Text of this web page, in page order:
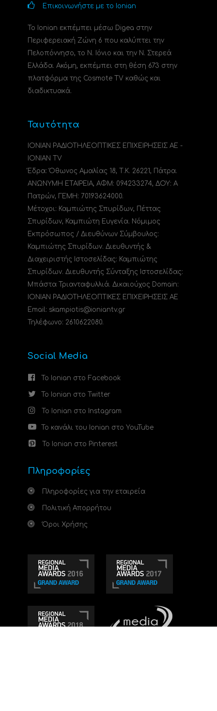
Επικοινωνήστε με το Ionian
Το Ionian εκπέμπει μέσω Digea στην
Περιφερειακή Ζώνη 6 που καλύπτει την
Πελοπόννησο, το N. Ιόνιο και την Ν. Στερεά
Ελλάδα. Ακόμη, εκπέμπει στη θέση 673 στην
πλατφόρμα της Cosmote TV καθώς και
διαδικτυακά.
Ταυτότητα
ΙΟΝΙΑΝ ΡΑΔΙΟΤΗΛΕΟΠΤΙΚΕΣ ΕΠΙΧΕΙΡΗΣΕΙΣ ΑΕ -
IONIAN TV
Έδρα: Όθωνος Αμαλίας 18, Τ.Κ. 26221, Πάτρα.
ΑΝΩΝΥΜΗ ΕΤΑΙΡΕΙΑ, ΑΦΜ: 094233274, ΔΟΥ: A
Πατρών, ΓΕΜΗ: 70193624000.
Μέτοχοι: Καμπιώτης Σπυρίδων, Πέττας
Σπυρίδων, Καμπιώτη Ευγενία. Νόμιμος
Εκπρόσωπος / Διευθύνων Σύμβουλος:
Καμπιώτης Σπυρίδων. Διευθυντής &
Διαχειριστής Ιστοσελίδας: Καμπιώτης
Σπυρίδων. Διευθυντής Σύνταξης Ιστοσελίδας:
Μπάστα Τριανταφυλλιά. Δικαιούχος Domain:
ΙΟΝΙΑΝ ΡΑΔΙΟΤΗΛΕΟΠΤΙΚΕΣ ΕΠΙΧΕΙΡΗΣΕΙΣ ΑΕ
Email: skampiotis@ioniantv.gr
Τηλέφωνο: 2610622080.
Social Media
Το Ionian στο Facebook
Το Ionian στο Twitter
Το Ionian στο Instagram
Το κανάλι του Ionian στο YouTube
Το Ionian στο Pinterest
Πληροφορίες
Πληροφορίες για την εταιρεία
Πολιτική Απορρήτου
Όροι Χρήσης